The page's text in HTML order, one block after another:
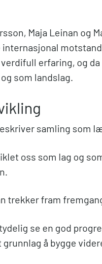
Maja Leinan og
erfaring, og
som landslag.
samling som
oss som lag og
trekker fram
se en god
å bygge